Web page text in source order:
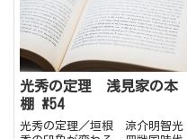
光秀の定理 浅見家の本
棚 #54
光秀の定理／垣根 涼介明智光